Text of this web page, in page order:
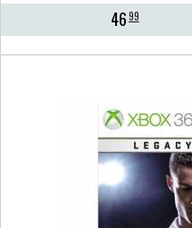
4699